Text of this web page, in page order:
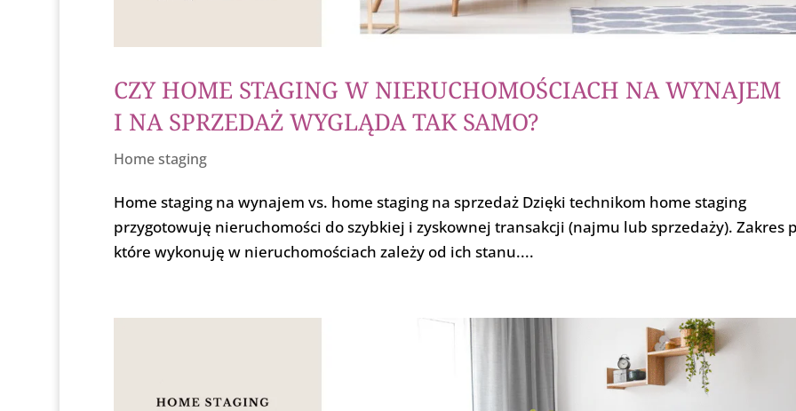
CZY HOME STAGING W NIERUCHOMOŚCIACH NA WYNAJEM
I NA SPRZEDAŻ WYGLĄDA TAK SAMO?
Home staging
Home staging na wynajem vs. home staging na sprzedaż Dzięki technikom home staging
przygotowuję nieruchomości do szybkiej i zyskownej transakcji (najmu lub sprzedaży). Zakres
które wykonuję w nieruchomościach zależy od ich stanu....